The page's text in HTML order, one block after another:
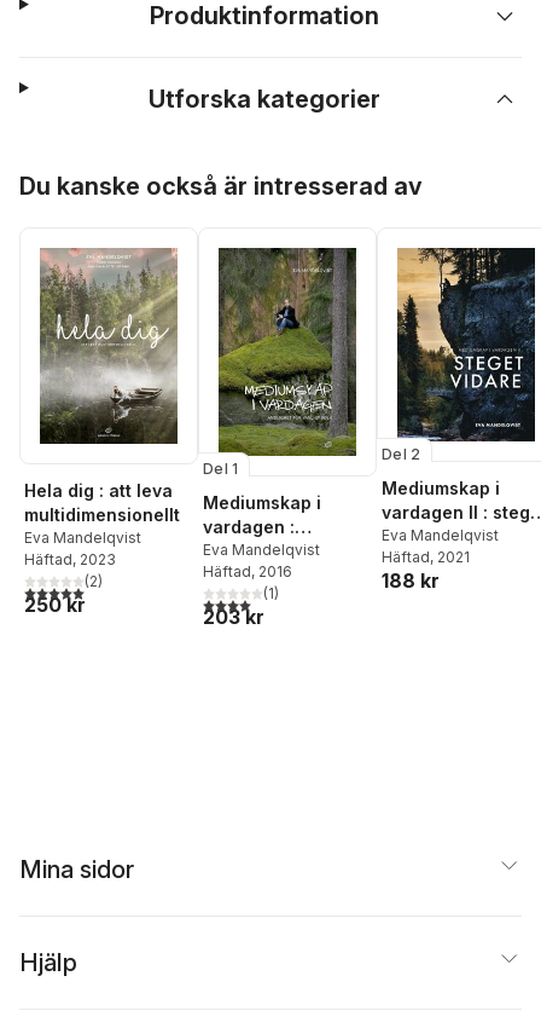
Produktinformation
Utforska kategorier
Du kanske också är intresserad av
Hela dig : att leva
multidimensionellt
Eva Mandelqvist
Häftad, 2023
5,0utav 5 stjärnor. Totalt antal röster:
(2)
250 kr
Del 1
Mediumskap i
vardagen :
andlighet för
vanligt folk
Eva Mandelqvist
Häftad, 2016
4,0utav 5 stjärnor. Totalt antal röster:
(1)
203 kr
Del 2
Mediumskap i
vardagen II :
vidare
Eva Mandelqvist
Häftad, 2021
188 kr
Mina sidor
Hjälp